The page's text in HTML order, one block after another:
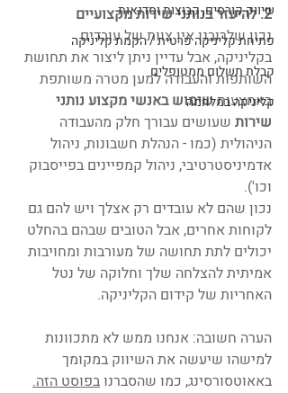
שיווק קורסים, קבוצות וסדנאות
פתיחת קליניקה פרטית / הקמת קליניקה
קבלת תשלום ממטופלים
קליניקה במלחמה
2. להיעזר בנותני שירות מקצועיים
נכון שלרובנו אין צוות של עובדים
בקליניקה, אבל עדיין ניתן ליצור את תחושת
השותפות והעבודה למען מטרה משותפת
באמצעות שימוש באנשי מקצוע נותני
שירות שעושים עבורך חלק מהעבודה
הניהולית (כמו - הנהלת חשבונות, ניהול
אדמיניסטרטיבי, ניהול קמפיינים בפייסבוק
וכו').
נכון שהם לא עובדים רק אצלך ויש להם גם
לקוחות אחרים, אבל הטובים שבהם בהחלט
יכולים לתת תחושה של מעורבות ומחויבות
אמיתית להצלחה שלך וחלוקה של נטל
האחריות של קידום הקליניקה.
הערה חשובה: אנחנו ממש לא מתכוונות
למישהו שיעשה את השיווק במקומך
באאוטסורסינג, כמו שהסברנובפוסט הזה.